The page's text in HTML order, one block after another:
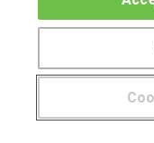
Muro de los
Hablemos de
Locos por las
CENTROS DE